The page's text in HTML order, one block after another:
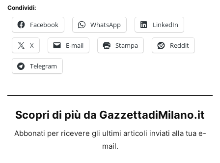
Condividi:
Facebook WhatsApp LinkedIn
X E-mail Stampa Reddit
Telegram
Scopri di più da GazzettadiMilano.it
Abbonati per ricevere gli ultimi articoli inviati alla tua e-
mail.